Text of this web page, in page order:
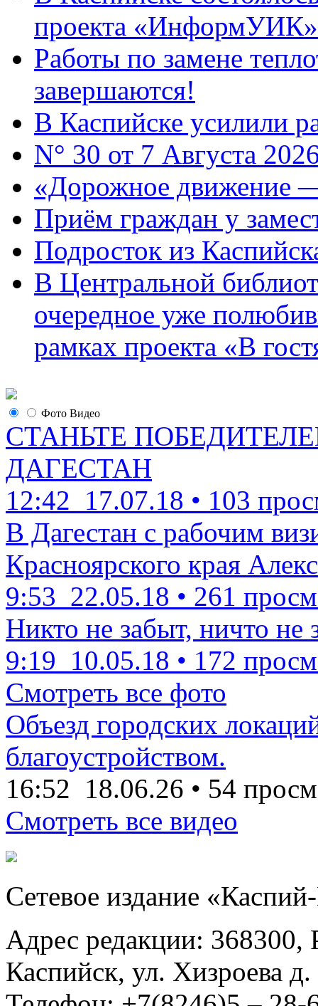
проекта «ИнформУИК»
Работы по замене
завершаются!
В Каспийске усилили
N° 30 от 7 Августа
«Дорожное движение
Приём граждан у
Подросток из
В Центральной
очередное уже
рамках проекта «В
Фото Видео
СТАНЬТЕ
ДАГЕСТАН
12:42 17.07.18 • 103
В Дагестан с рабочим
Красноярского края
9:53 22.05.18 • 261
Никто не забыт, ничто не
9:19 10.05.18 • 172
Смотреть все фото
Объезд городских
благоустройством.
16:52 18.06.26 • 54
Смотреть все видео
Сетевое издание
Адрес редакции: 368300,
Каспийск, ул. Хизроева